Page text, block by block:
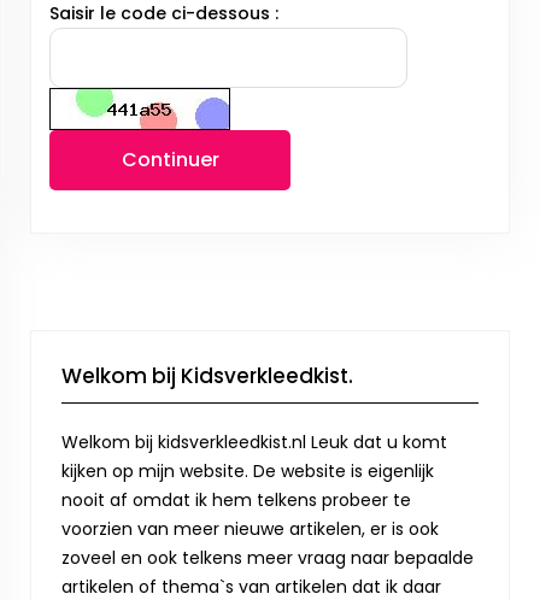
Saisir le code ci-dessous :
Continuer
Welkom bij Kidsverkleedkist.
Welkom bij kidsverkleedkist.nl Leuk dat u komt
kijken op mijn website. De website is eigenlijk
nooit af omdat ik hem telkens probeer te
voorzien van meer nieuwe artikelen, er is ook
zoveel en ook telkens meer vraag naar bepaalde
artikelen of thema`s van artikelen dat ik daar